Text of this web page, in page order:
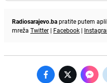
Radiosarajevo.bapratite putem
mreža Twitter | Facebook |